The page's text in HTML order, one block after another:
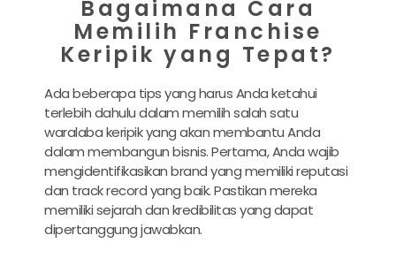
Bagaimana Cara
Memilih Franchise
Keripik yang Tepat?
Ada beberapa tips yang harus Anda ketahui
terlebih dahulu dalam memilih salah satu
waralaba keripik yang akan membantu Anda
dalam membangun bisnis. Pertama, Anda wajib
mengidentifikasikan brand yang memiliki reputasi
dan track record yang baik. Pastikan mereka
memiliki sejarah dan kredibilitas yang dapat
dipertanggung jawabkan.